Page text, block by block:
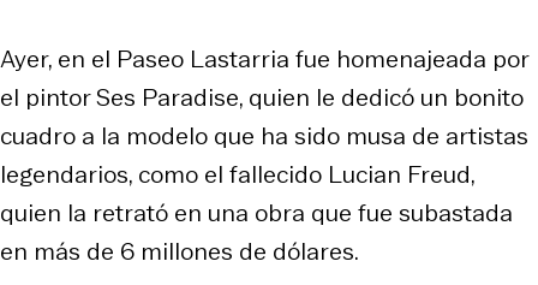
Ayer, en el Paseo Lastarria fue homenajeada por
el pintor Ses Paradise, quien le dedicó un bonito
cuadro a la modelo que ha sido musa de artistas
legendarios, como el fallecido Lucian Freud,
quien la retrató en una obra que fue subastada
en más de 6 millones de dólares.